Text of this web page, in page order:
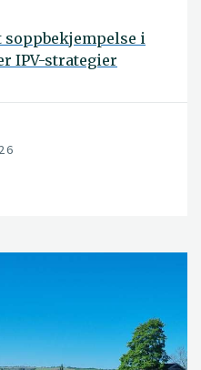
i
IPV-strategier